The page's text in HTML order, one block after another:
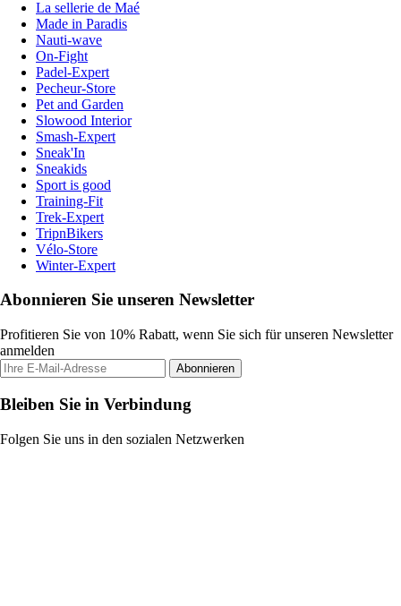
La sellerie de Maé
Made in Paradis
Nauti-wave
On-Fight
Padel-Expert
Pecheur-Store
Pet and Garden
Slowood Interior
Smash-Expert
Sneak'In
Sneakids
Sport is good
Training-Fit
Trek-Expert
TripnBikers
Vélo-Store
Winter-Expert
Abonnieren Sie unseren Newsletter
Profitieren Sie von 10% Rabatt, wenn Sie sich für unseren Newsletter
anmelden
Abonnieren
Bleiben Sie in Verbindung
Folgen Sie uns in den sozialen Netzwerken